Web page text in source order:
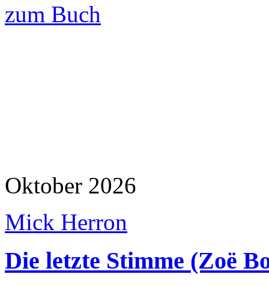
zum Buch
Oktober 2026
Mick Herron
Die letzte Stimme (Zoë